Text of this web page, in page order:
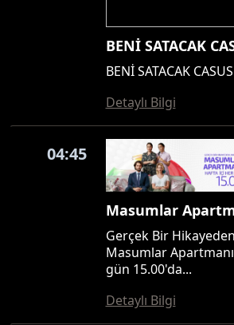
BENİ SATACAK
BENİ SATACAK CASUS
Detaylı Bilgi
04:45
Masumlar
Gerçek Bir
Masumlar
gün 15.00'da...
Detaylı Bilgi